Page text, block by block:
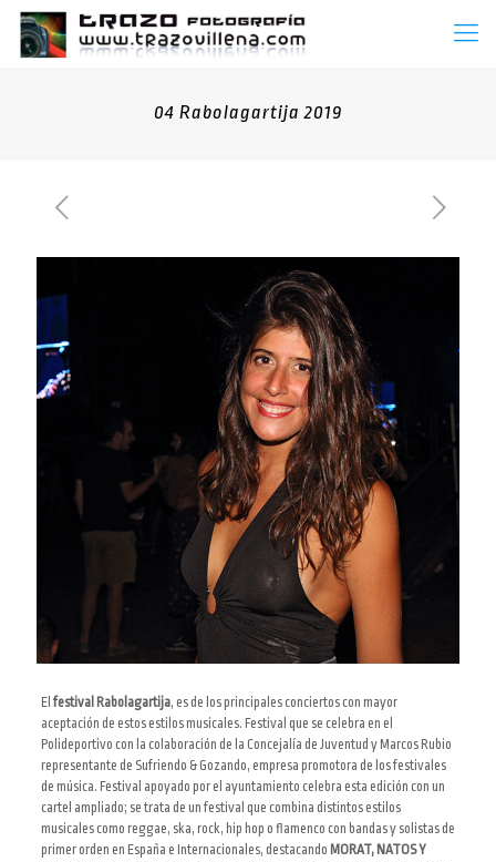
04 Rabolagartija 2019
El festival Rabolagartija, es de los principales conciertos con mayor
aceptación de estos estilos musicales. Festival que se celebra en el
Polideportivo con la colaboración de la Concejalía de Juventud y Marcos Rubio
representante de Sufriendo & Gozando, empresa promotora de los festivales
de música. Festival apoyado por el ayuntamiento celebra esta edición con un
cartel ampliado; se trata de un festival que combina distintos estilos
musicales como reggae, ska, rock, hip hop o flamenco con bandas y solistas de
primer orden en España e Internacionales, destacando MORAT, NATOS Y